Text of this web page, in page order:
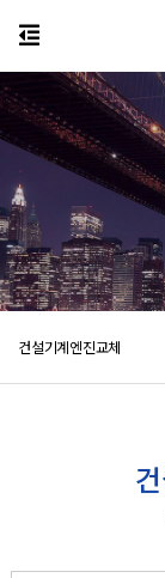
건설기계엔진교체